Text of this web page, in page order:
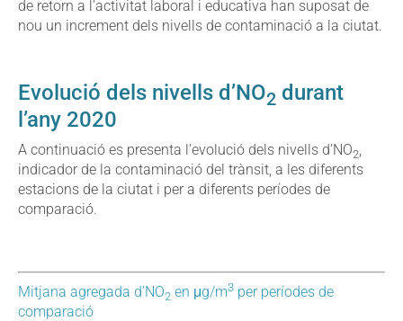
de retorn a l’activitat laboral i educativa han suposat de
nou un increment dels nivells de contaminació a la ciutat.
Evolució dels nivells d’NO2 durant
l’any 2020
A continuació es presenta l’evolució dels nivells d’NO2,
indicador de la contaminació del trànsit, a les diferents
estacions de la ciutat i per a diferents períodes de
comparació.
Mitjana agregada d’NO2 en μg/m3 per períodes de
comparació